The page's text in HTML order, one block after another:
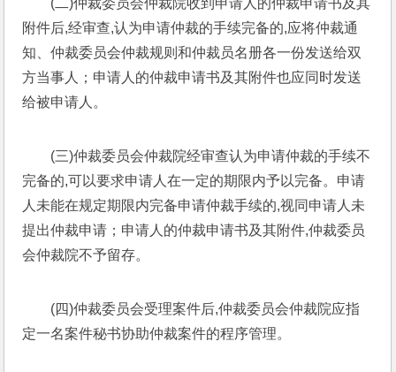
(二)仲裁委员会仲裁院收到申请人的仲裁申请书及其
附件后,经审查,认为申请仲裁的手续完备的,应将仲裁通
知、仲裁委员会仲裁规则和仲裁员名册各一份发送给双
方当事人；申请人的仲裁申请书及其附件也应同时发送
给被申请人。
(三)仲裁委员会仲裁院经审查认为申请仲裁的手续不
完备的,可以要求申请人在一定的期限内予以完备。申请
人未能在规定期限内完备申请仲裁手续的,视同申请人未
提出仲裁申请；申请人的仲裁申请书及其附件,仲裁委员
会仲裁院不予留存。
(四)仲裁委员会受理案件后,仲裁委员会仲裁院应指
定一名案件秘书协助仲裁案件的程序管理。